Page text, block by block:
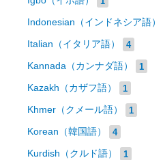
Indonesian（インドネシア語）
Italian（イタリア語） 4
Kannada（カンナダ語） 1
Kazakh（カザフ語） 1
Khmer（クメール語） 1
Korean（韓国語） 4
Kurdish（クルド語） 1